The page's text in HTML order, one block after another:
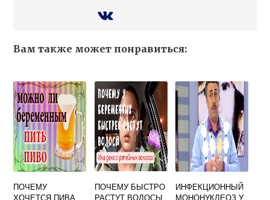
Вам также может понравиться:
ПОЧЕМУ
ХОЧЕТСЯ ПИВА
ПОЧЕМУ БЫСТРО
РАСТУТ ВОЛОСЫ
ИНФЕКЦИОННЫЙ
МОНОНУКЛЕОЗ У